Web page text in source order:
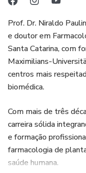
Prof. Dr. Niraldo
e doutor em
Santa Catarina, com
Maximilians-
centros mais
biomédica.
Com mais de três
carreira sólida
e formação
farmacologia de
saúde humana.